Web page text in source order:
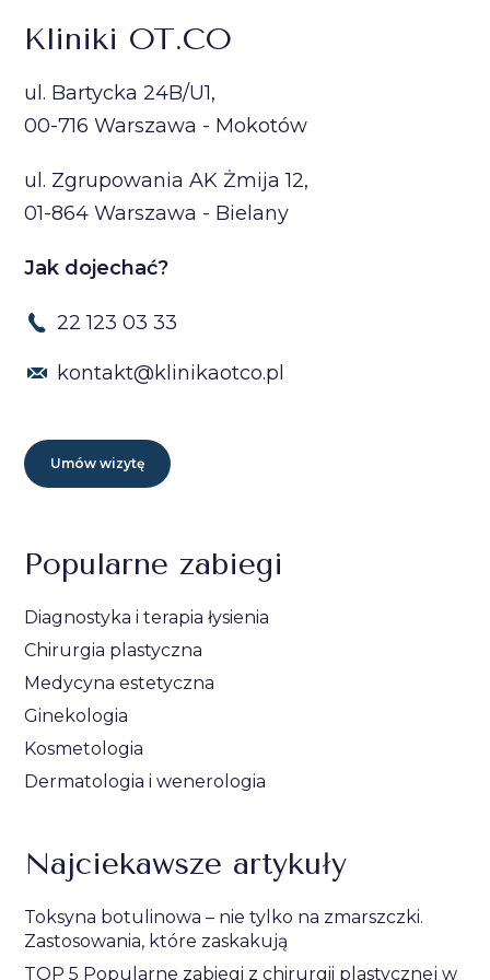
Kliniki OT.CO
ul. Bartycka 24B/U1,
00-716 Warszawa - Mokotów
ul. Zgrupowania AK Żmija 12,
01-864 Warszawa - Bielany
Jak dojechać?
22 123 03 33
kontakt@klinikaotco.pl
Umów wizytę
Popularne zabiegi
Diagnostyka i terapia łysienia
Chirurgia plastyczna
Medycyna estetyczna
Ginekologia
Kosmetologia
Dermatologia i wenerologia
Najciekawsze artykuły
Toksyna botulinowa – nie tylko na zmarszczki.
Zastosowania, które zaskakują
TOP 5 Popularne zabiegi z chirurgii plastycznej w